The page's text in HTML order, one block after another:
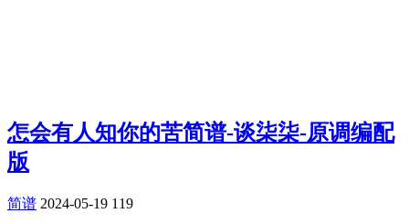
怎会有人知你的苦简谱-谈柒柒-原调编配
版
简谱 2024-05-19 119